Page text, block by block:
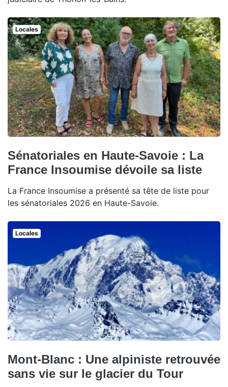
Locales
Sénatoriales en Haute-Savoie : La
France Insoumise dévoile sa liste
La France Insoumise a présenté sa tête de liste pour
les sénatoriales 2026 en Haute-Savoie.
Locales
Mont-Blanc : Une alpiniste retrouvée
sans vie sur le glacier du Tour